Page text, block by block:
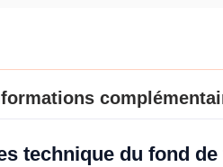
technique du fond